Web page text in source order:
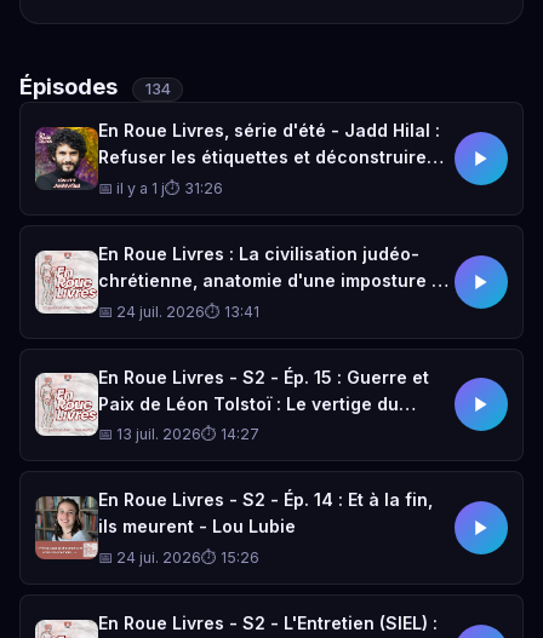
Épisodes 134
En Roue Livres, série d'été - Jadd Hilal :
Refuser les étiquettes et déconstruire
les clichés
📅 il y a 1 j⏱ 31:26
En Roue Livres : La civilisation judéo-
chrétienne, anatomie d'une imposture —
Sophie Bessis
📅 24 juil. 2026⏱ 13:41
En Roue Livres - S2 - Ép. 15 : Guerre et
Paix de Léon Tolstoï : Le vertige du
roman total
📅 13 juil. 2026⏱ 14:27
En Roue Livres - S2 - Ép. 14 : Et à la fin,
ils meurent - Lou Lubie
📅 24 jui. 2026⏱ 15:26
En Roue Livres - S2 - L'Entretien (SIEL) :